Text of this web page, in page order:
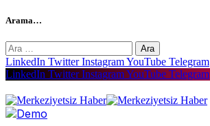
Arama…
Arama:
LinkedIn Twitter InstagramYouTube Telegram
LinkedIn Twitter InstagramYouTube Telegram